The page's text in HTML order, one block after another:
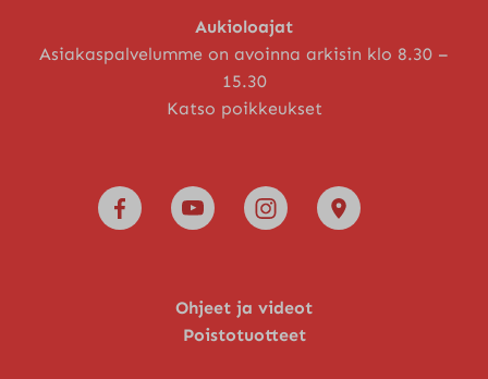
Aukioloajat
Asiakaspalvelumme on avoinna arkisin klo 8.30 –
15.30
Katso poikkeukset
Ohjeet ja videot
Poistotuotteet